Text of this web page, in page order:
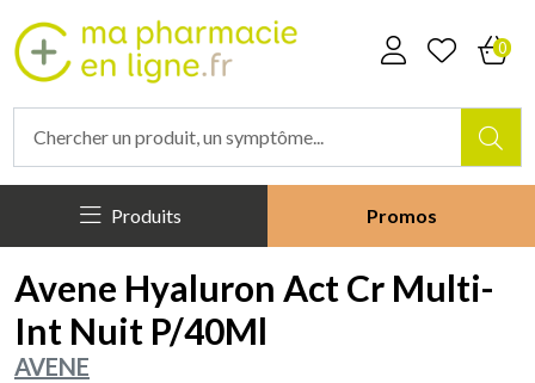
0
Produits Promos
Avene Hyaluron Act Cr Multi-
Int Nuit P/40Ml
AVENE